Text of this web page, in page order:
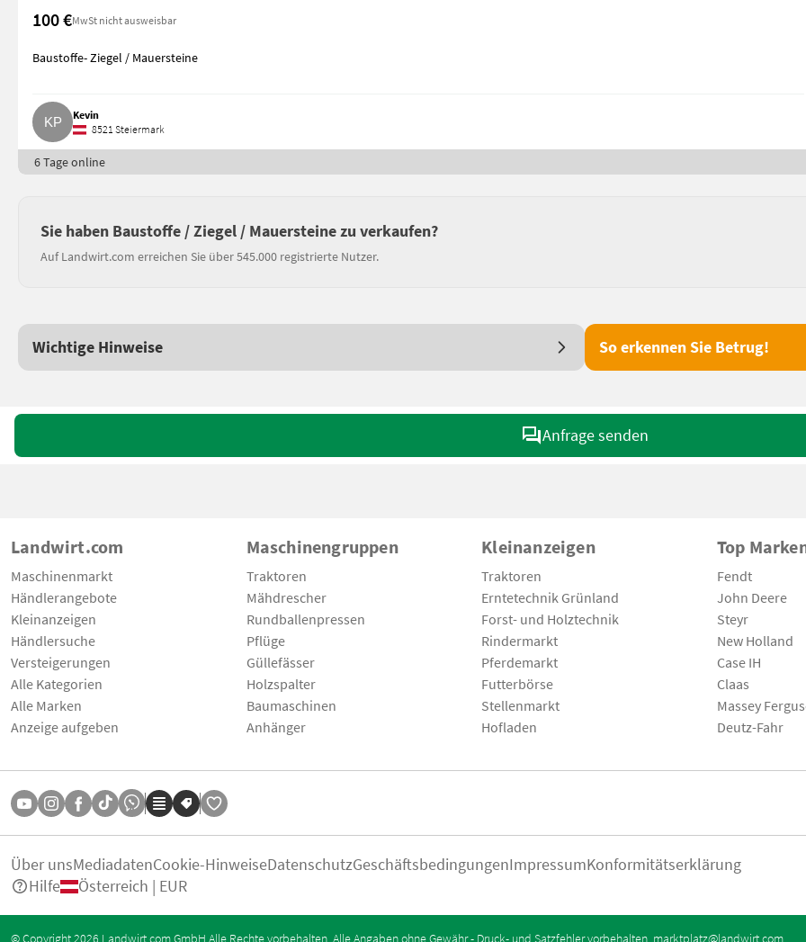
100 €MwSt nicht ausweisbar
Baustoffe- Ziegel / Mauersteine
Kevin
8521 Steiermark
6 Tage online
Sie haben Baustoffe / Ziegel / Mauersteine zu verkaufen?
Auf Landwirt.com erreichen Sie über 545.000 registrierte Nutzer.
Wichtige Hinweise So erkennen Sie Betrug!
Anfrage senden
Landwirt.com
Maschinenmarkt
Händlerangebote
Kleinanzeigen
Händlersuche
Versteigerungen
Alle Kategorien
Alle Marken
Anzeige aufgeben
Maschinengruppen
Traktoren
Mähdrescher
Rundballenpressen
Pflüge
Güllefässer
Holzspalter
Baumaschinen
Anhänger
Kleinanzeigen
Traktoren
Erntetechnik Grünland
Forst- und Holztechnik
Rindermarkt
Pferdemarkt
Futterbörse
Stellenmarkt
Hofladen
Top
Fendt
John Deere
Steyr
New Holland
Case IH
Claas
Massey
Deutz-Fahr
Über unsMediadatenCookie-HinweiseDatenschutzGeschäftsbedingungenImpressumKonformitätserklärung
Hilfe
Österreich | EUR
© Copyright 2026 Landwirt.com GmbH Alle Rechte vorbehalten. Alle Angaben ohne Gewähr - Druck- und Satzfehler vorbehalten. marktplatz@landwirt.com